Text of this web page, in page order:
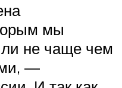
мы
не чаще чем
—